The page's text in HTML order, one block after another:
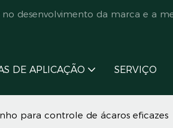
desenvolvimento da marca e a
DE APLICAÇÃO SERVIÇO
para controle de ácaros eficazes